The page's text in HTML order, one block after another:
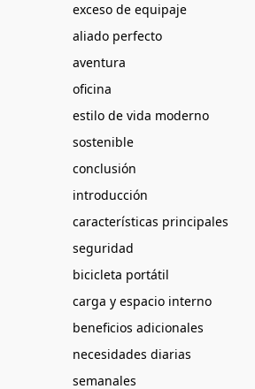
exceso de equipaje
aliado perfecto
aventura
oficina
estilo de vida moderno
sostenible
conclusión
introducción
características principales
seguridad
bicicleta portátil
carga y espacio interno
beneficios adicionales
necesidades diarias
semanales